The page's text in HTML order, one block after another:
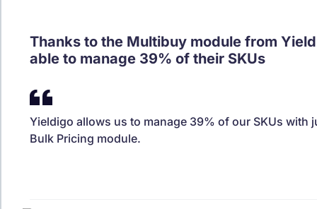
Thanks to the Multibuy module from
able to manage 39% of their SKUs
Yieldigo allows us to manage 39% of our SKUs with
Bulk Pricing module.